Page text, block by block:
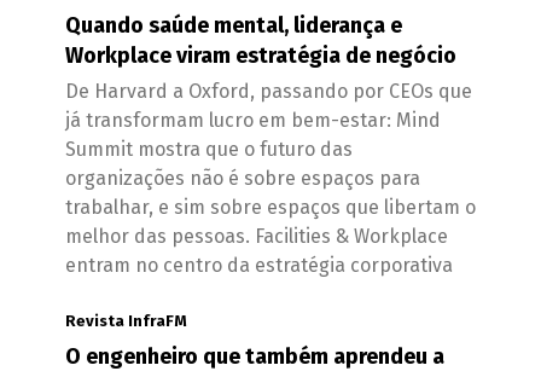
Quando saúde mental, liderança e
Workplace viram estratégia de negócio
De Harvard a Oxford, passando por CEOs que
já transformam lucro em bem-estar: Mind
Summit mostra que o futuro das
organizações não é sobre espaços para
trabalhar, e sim sobre espaços que libertam o
melhor das pessoas. Facilities & Workplace
entram no centro da estratégia corporativa
Revista InfraFM
O engenheiro que também aprendeu a